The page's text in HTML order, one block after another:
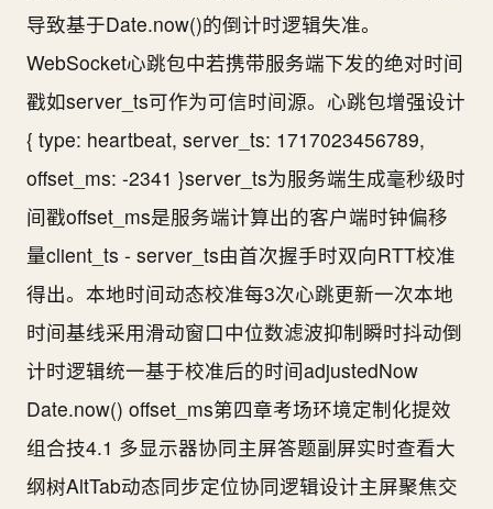
导致基于Date.now()的倒计时逻辑失准。
WebSocket心跳包中若携带服务端下发的绝对时间
戳如server_ts可作为可信时间源。心跳包增强设计
{ type: heartbeat, server_ts: 1717023456789,
offset_ms: -2341 }server_ts为服务端生成毫秒级时
间戳offset_ms是服务端计算出的客户端时钟偏移
量client_ts - server_ts由首次握手时双向RTT校准
得出。本地时间动态校准每3次心跳更新一次本地
时间基线采用滑动窗口中位数滤波抑制瞬时抖动倒
计时逻辑统一基于校准后的时间adjustedNow
Date.now() offset_ms第四章考场环境定制化提效
组合技4.1 多显示器协同主屏答题副屏实时查看大
纲树AltTab动态同步定位协同逻辑设计主屏聚焦交